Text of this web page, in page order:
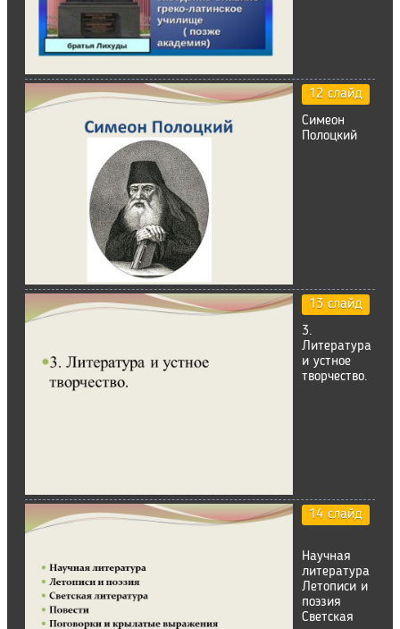
12 слайд
Симеон
Полоцкий
13 слайд
3.
Литература
и устное
творчество.
14 слайд
Научная
литература
Летописи и
поэзия
Светская